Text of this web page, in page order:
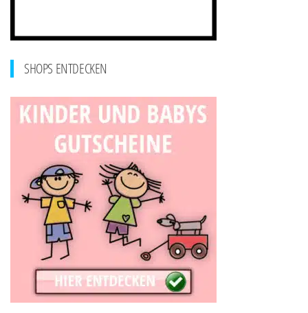
SHOPS ENTDECKEN